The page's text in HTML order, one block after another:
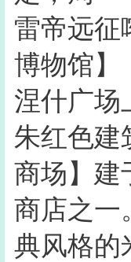
雷帝远征
博物馆】
涅什广场
朱红色建
商场】建
商店之一
典风格的